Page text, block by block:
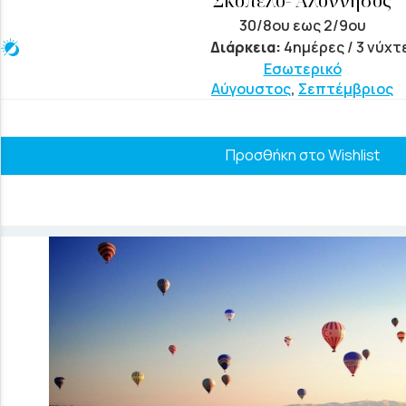
30/8ου εως 2/9ου
Διάρκεια: 4ημέρες / 3
Εσωτερικό
Αύγουστος, Σεπτέμβριος
Προσθήκη στο Wishlist